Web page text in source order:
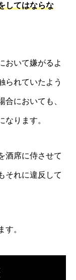
してはならな
おいて嫌がるよ
られていたよう
合においても、
なります。
酒席に侍させて
それに違反して
す。